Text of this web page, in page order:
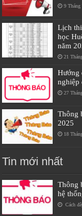
9
Lịch
học
năm
21
Hướng
nghiệp
27
Thông
2025
18
Tin mới nhất
Thông
hệ
Cách